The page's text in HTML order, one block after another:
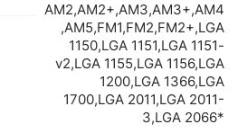
AM2,AM2+,AM3,AM3+,AM4
,AM5,FM1,FM2,FM2+,LGA
1150,LGA 1151,LGA 1151-
v2,LGA 1155,LGA 1156,LGA
1200,LGA 1366,LGA
1700,LGA 2011,LGA 2011-
3,LGA 2066*